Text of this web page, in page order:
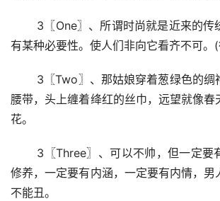
有某种必要性。使人们非向它看齐不可。
腰带，头上缠着绛红的丝巾，远望就像春
花。
修养，一定要有内涵，一定要有内情，男
不能丑。